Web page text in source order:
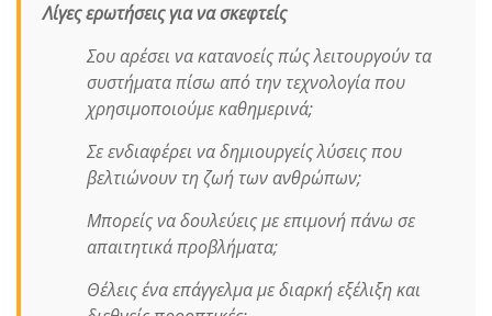
Λίγες ερωτήσεις για να σκεφτείς
Σου αρέσει να κατανοείς πώς λειτουργούν τα
συστήματα πίσω από την τεχνολογία που
χρησιμοποιούμε καθημερινά;
Σε ενδιαφέρει να δημιουργείς λύσεις που
βελτιώνουν τη ζωή των ανθρώπων;
Μπορείς να δουλεύεις με επιμονή πάνω σε
απαιτητικά προβλήματα;
Θέλεις ένα επάγγελμα με διαρκή εξέλιξη και